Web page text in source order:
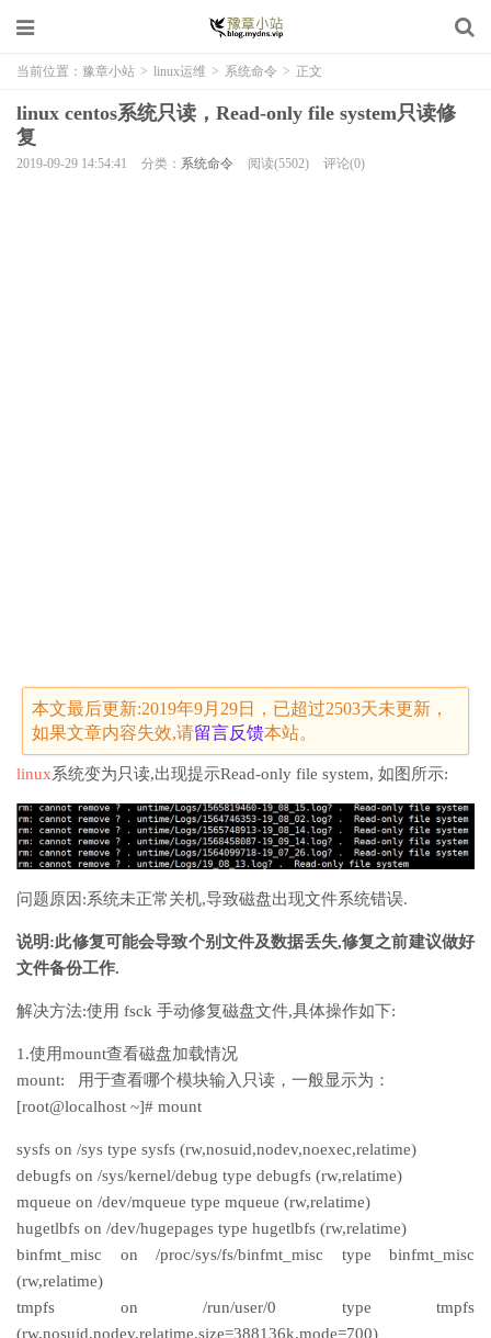
当前位置： 豫章小站 > linux运维 > 系统命令 > 正文
linux centos系统只读，Read-only file system只读修
复
2019-09-29 14:54:41 分类： 系统命令 阅读(5502) 评论(0)
本文最后更新:2019年9月29日，已超过2503天未更新，
如果文章内容失效,请留言反馈本站。
linux系统变为只读,出现提示Read-only file system, 如图所示:
问题原因:系统未正常关机,导致磁盘出现文件系统错误.
说明:此修复可能会导致个别文件及数据丢失,修复之前建议做好
文件备份工作.
解决方法:使用 fsck 手动修复磁盘文件,具体操作如下:
1.使用mount查看磁盘加载情况
mount: 用于查看哪个模块输入只读，一般显示为：
[root@localhost ~]# mount
sysfs on /sys type sysfs (rw,nosuid,nodev,noexec,relatime)
debugfs on /sys/kernel/debug type debugfs (rw,relatime)
mqueue on /dev/mqueue type mqueue (rw,relatime)
hugetlbfs on /dev/hugepages type hugetlbfs (rw,relatime)
binfmt_misc on /proc/sys/fs/binfmt_misc type binfmt_misc
(rw,relatime)
tmpfs on /run/user/0 type tmpfs
(rw,nosuid,nodev,relatime,size=388136k,mode=700)